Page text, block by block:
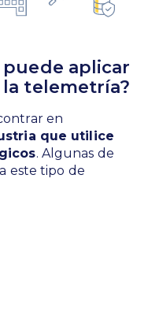
puede aplicar
la telemetría?
en
que utilice
. Algunas de
este tipo de